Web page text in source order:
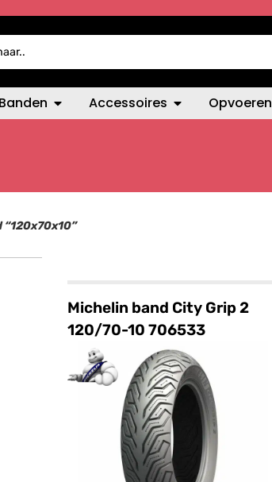
Banden Accessoires Opvoeren
Michelin band City Grip 2
120/70-10 706533